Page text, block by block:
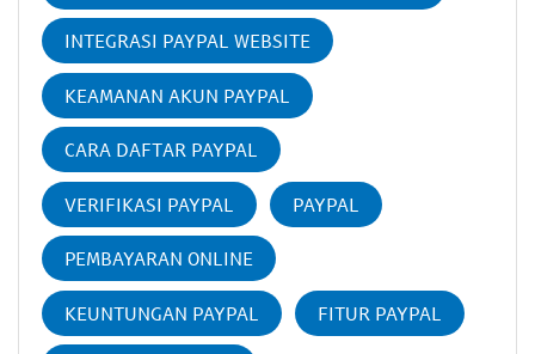
INTEGRASI PAYPAL WEBSITE
KEAMANAN AKUN PAYPAL
CARA DAFTAR PAYPAL
VERIFIKASI PAYPAL PAYPAL
PEMBAYARAN ONLINE
KEUNTUNGAN PAYPAL FITUR PAYPAL